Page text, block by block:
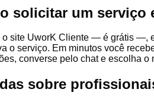
solicitar um serviço
o site UworK Cliente — é grátis —,
o serviço. Em minutos você
converse pelo chat e escolha
sobre